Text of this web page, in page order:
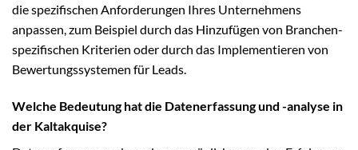
die spezifischen Anforderungen Ihres Unternehmens
anpassen, zum Beispiel durch das Hinzufügen von Branchen-
spezifischen Kriterien oder durch das Implementieren von
Bewertungssystemen für Leads.
Welche Bedeutung hat die Datenerfassung und -analyse in
der Kaltakquise?